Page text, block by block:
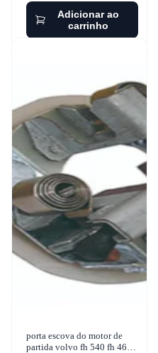
Adicionar ao
carrinho
porta escova do motor de
partida volvo fh 540 fh 460